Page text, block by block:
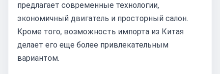
предлагает современные технологии,
экономичный двигатель и просторный салон.
Кроме того, возможность импорта из Китая
делает его еще более привлекательным
вариантом.